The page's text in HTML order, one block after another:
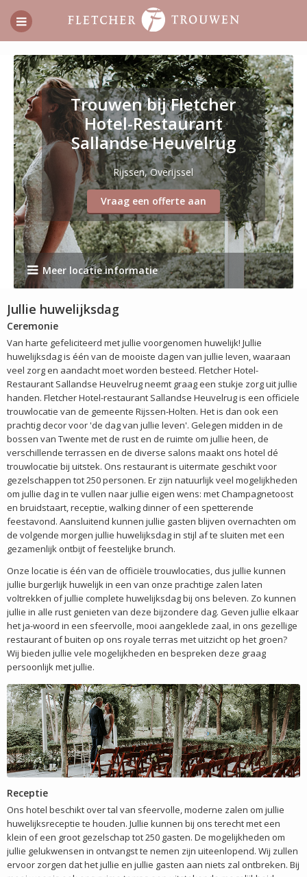
Trouwen bij Fletcher
Hotel-Restaurant
Sallandse Heuvelrug
Rijssen, Overijssel
Vraag een offerte aan
Meer locatie informatie
Jullie huwelijksdag
Ceremonie
Van harte gefeliciteerd met jullie voorgenomen huwelijk! Jullie
huwelijksdag is één van de mooiste dagen van jullie leven, waaraan
veel zorg en aandacht moet worden besteed. Fletcher Hotel-
Restaurant Sallandse Heuvelrug neemt graag een stukje zorg uit jullie
handen. Fletcher Hotel-restaurant Sallandse Heuvelrug is een officiele
trouwlocatie van de gemeente Rijssen-Holten. Het is dan ook een
prachtig decor voor 'de dag van jullie leven'. Gelegen midden in de
bossen van Twente met de rust en de ruimte om jullie heen, de
verschillende terrassen en de diverse salons maakt ons hotel dé
trouwlocatie bij uitstek. Ons restaurant is uitermate geschikt voor
gezelschappen tot 250 personen. Er zijn natuurlijk veel mogelijkheden
om jullie dag in te vullen naar jullie eigen wens: met Champagnetoost
en bruidstaart, receptie, walking dinner of een spetterende
feestavond. Aansluitend kunnen jullie gasten blijven overnachten om
de volgende morgen jullie huwelijksdag in stijl af te sluiten met een
gezamenlijk ontbijt of feestelijke brunch.
Onze locatie is één van de officiële trouwlocaties, dus jullie kunnen
jullie burgerlijk huwelijk in een van onze prachtige zalen laten
voltrekken of jullie complete huwelijksdag bij ons beleven. Zo kunnen
jullie in alle rust genieten van deze bijzondere dag. Geven jullie elkaar
het ja-woord in een sfeervolle, mooi aangeklede zaal, in ons gezellige
restaurant of buiten op ons royale terras met uitzicht op het groen?
Wij bieden jullie vele mogelijkheden en bespreken deze graag
persoonlijk met jullie.
Receptie
Ons hotel beschikt over tal van sfeervolle, moderne zalen om jullie
huwelijksreceptie te houden. Jullie kunnen bij ons terecht met een
klein of een groot gezelschap tot 250 gasten. De mogelijkheden om
jullie gelukwensen in ontvangst te nemen zijn uiteenlopend. Wij zullen
ervoor zorgen dat het jullie en jullie gasten aan niets zal ontbreken. Bij